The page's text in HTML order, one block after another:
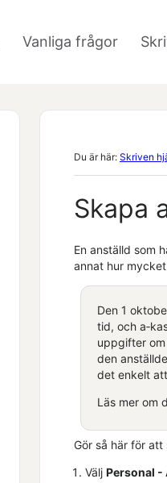
Vanliga frågor
Du är här: Skriven
Skapa
En anställd som
annat hur
Den 1
tid, och
uppgifter
den
det enkelt
Läs mer om
Gör så här för
Välj Personal -